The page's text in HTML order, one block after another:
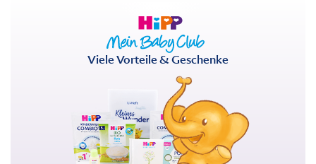
Viele Vorteile & Geschenke